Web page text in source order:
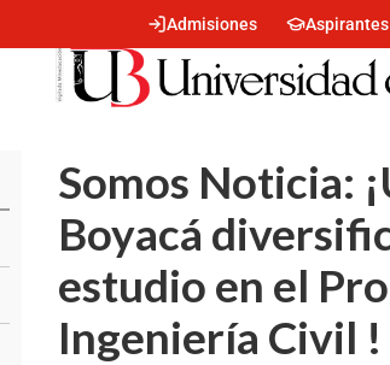
Menu
encabezado
-
Centro
Admisiones Aspirantes
Somos Noticia:
Boyacá
estudio en el
Ingeniería Civil !